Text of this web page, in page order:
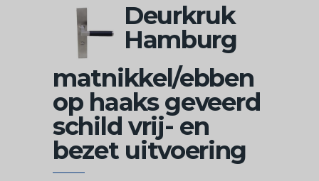
Deurkruk
Hamburg
matnikkel/ebben
op haaks geveerd
schild vrij- en
bezet uitvoering